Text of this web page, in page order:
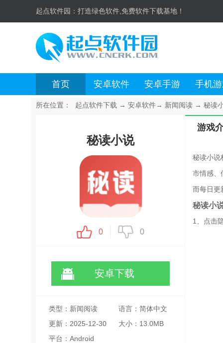
起点软件园： 打造绿色软件,免费软件下载基地！
首页 安卓软件 安卓手游 手机
所在位置： 起点软件下载 → 安卓软件→ 新闻阅读 → 秘读
秘读小说
0 0
安卓下载
类型：新闻阅读
语言：简体中文
更新：2025-12-30
21:59:26
大小：13.0MB
平台：Android
游戏
秘读小说
市情感、
而每日更
秘读小
1、点击